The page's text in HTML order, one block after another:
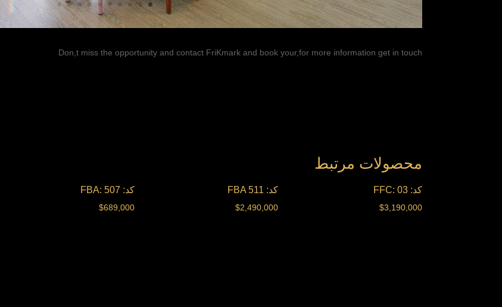
Don,t miss the opportunity and contact FriKmark and book your,for more information get in touch
محصولات مرتبط
کد: FFC: 03
$3,190,000
کد: FBA 511
$2,490,000
کد: FBA: 507
$689,000